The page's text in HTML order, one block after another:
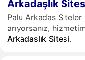
Arkadaşlık
Palu Arkadas
arıyorsanız,
Arkadaslık Sitesi.